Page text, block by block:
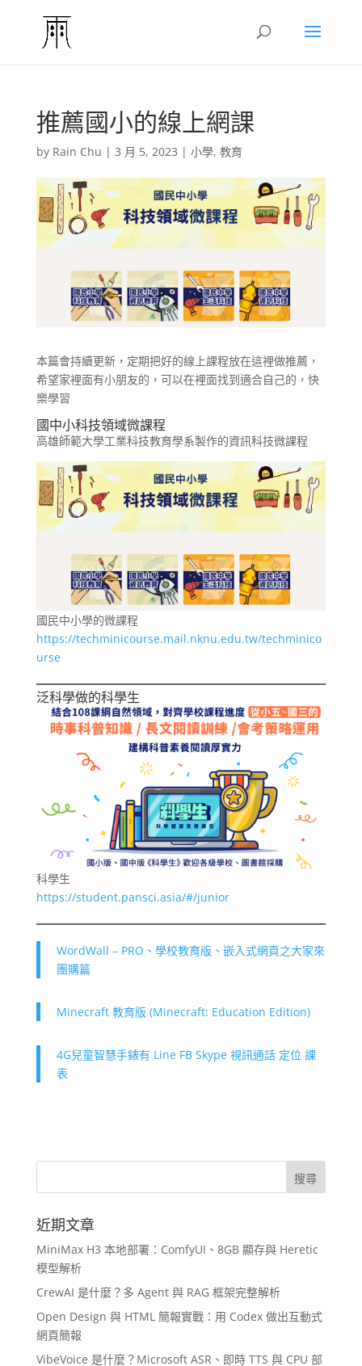
推薦國小的線上網課
by Rain Chu | 3 月 5, 2023 | 小學, 教育
本篇會持續更新，定期把好的線上課程放在這裡做推薦，
希望家裡面有小朋友的，可以在裡面找到適合自己的，快
樂學習
國中小科技領域微課程
高雄師範大學工業科技教育學系製作的資訊科技微課程
國民中小學的微課程
https://techminicourse.mail.nknu.edu.tw/techminico
urse
泛科學做的科學生
科學生
https://student.pansci.asia/#/junior
WordWall – PRO、學校教育版、嵌入式網頁之大家來
團購篇
Minecraft 教育版 (Minecraft: Education Edition)
4G兒童智慧手錶有 Line FB Skype 視訊通話 定位 課
表
近期文章
MiniMax H3 本地部署：ComfyUI、8GB 顯存與 Heretic
模型解析
CrewAI 是什麼？多 Agent 與 RAG 框架完整解析
Open Design 與 HTML 簡報實戰：用 Codex 做出互動式
網頁簡報
VibeVoice 是什麼？Microsoft ASR、即時 TTS 與 CPU 部